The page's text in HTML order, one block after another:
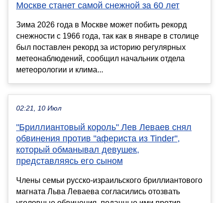
Москве станет самой снежной за 60 лет
Зима 2026 года в Москве может побить рекорд
снежности с 1966 года, так как в январе в столице
был поставлен рекорд за историю регулярных
метеонаблюдений, сообщил начальник отдела
метеорологии и клима...
02:21, 10 Июл
"Бриллиантовый король" Лев Леваев снял
обвинения против "афериста из Tinder",
который обманывал девушек,
представляясь его сыном
Члены семьи русско-израильского бриллиантового
магната Льва Леваева согласились отозвать